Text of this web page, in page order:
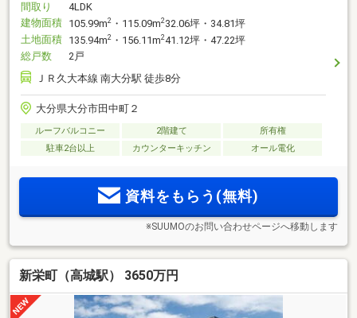
間取り
4LDK
建物面積 105.99m2 ・115.09m232.06坪・34.81坪
土地面積 135.94m2 ・156.11m241.12坪・47.22坪
総戸数
2戸
ＪＲ久大本線 南大分駅 徒歩8分
大分県大分市田中町２
ルーフバルコニー 2階建て
所有権
駐車2台以上
カウンターキッチン オール電化
資料をもらう(無料)
※SUUMOのお問い合わせページへ移動します
新栄町（高城駅） 3650万円